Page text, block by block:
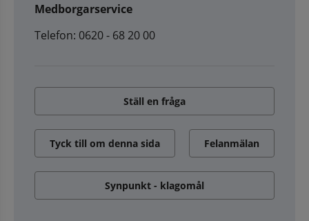
Medborgarservice
Telefon: 0620 - 68 20 00
Ställ en fråga
Tyck till om denna sida Felanmälan
Synpunkt - klagomål